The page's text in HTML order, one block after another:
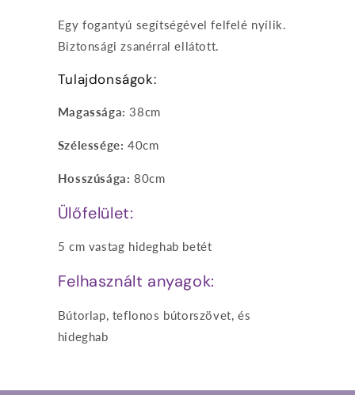
Egy fogantyú segítségével felfelé nyílik.
Biztonsági zsanérral ellátott.
Tulajdonságok:
Magassága: 38cm
Szélessége: 40cm
Hosszúsága: 80cm
Ülőfelület:
5 cm vastag hideghab betét
Felhasznált anyagok:
Bútorlap, teflonos bútorszövet, és
hideghab